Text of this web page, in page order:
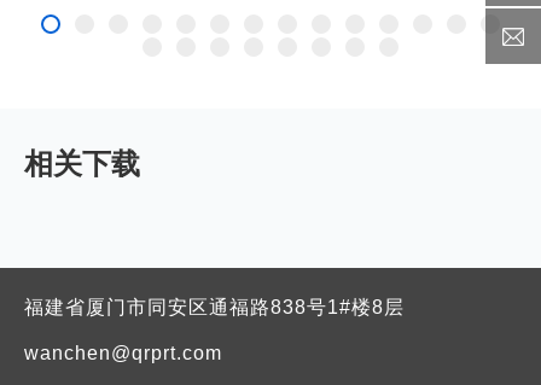
相关下载
福建省厦门市同安区通福路838号1#楼8层
wanchen@qrprt.com